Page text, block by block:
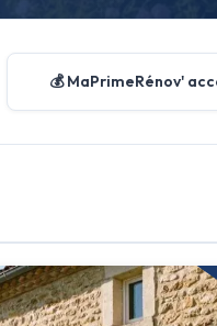
💰 MaPrimeRénov'